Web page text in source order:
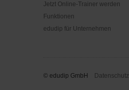
Jetzt Online-Trainer werden
Funktionen
edudip für Unternehmen
© edudip GmbH Datenschutz